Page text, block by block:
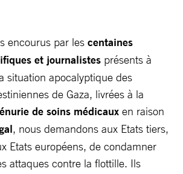
encourus par les centaines
et journalistes présents à
situation apocalyptique des
de Gaza, livrées à la
de soins médicaux en raison
, nous demandons aux Etats tiers,
Etats européens, de condamner
attaques contre la flottille. Ils